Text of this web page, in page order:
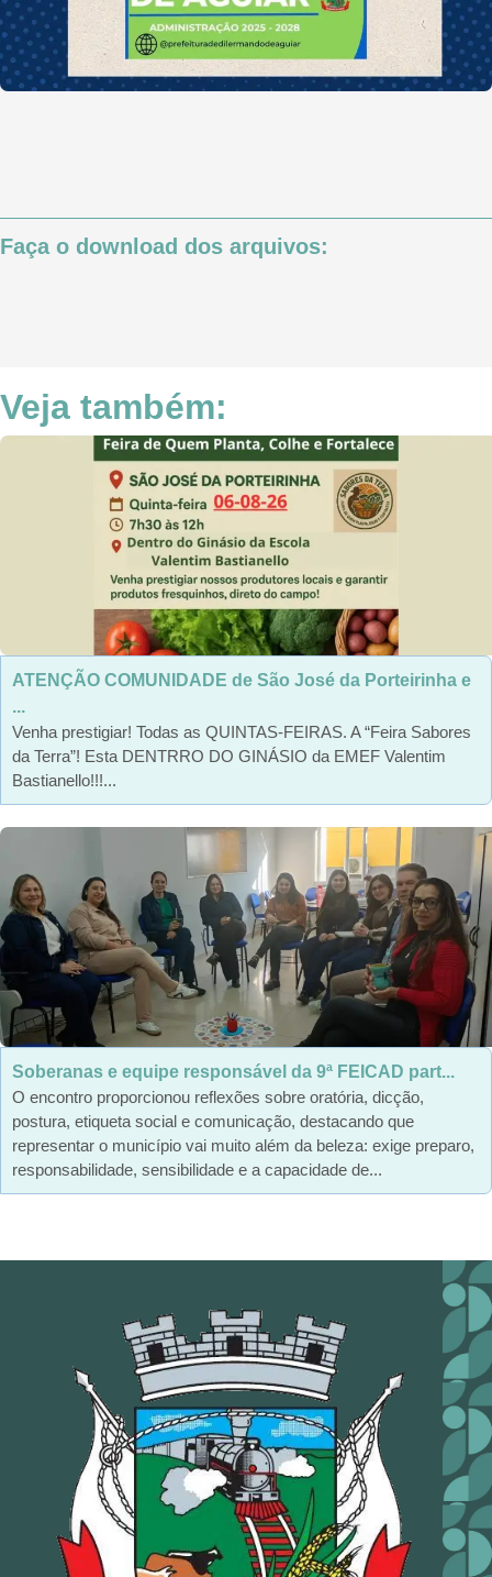
Faça o download dos arquivos:
Veja também:
ATENÇÃO COMUNIDADE de São José da Porteirinha e
...
Venha prestigiar! Todas as QUINTAS-FEIRAS. A “Feira Sabores
da Terra”! Esta DENTRRO DO GINÁSIO da EMEF Valentim
Bastianello!!!...
Soberanas e equipe responsável da 9ª FEICAD part...
O encontro proporcionou reflexões sobre oratória, dicção,
postura, etiqueta social e comunicação, destacando que
representar o município vai muito além da beleza: exige preparo,
responsabilidade, sensibilidade e a capacidade de...